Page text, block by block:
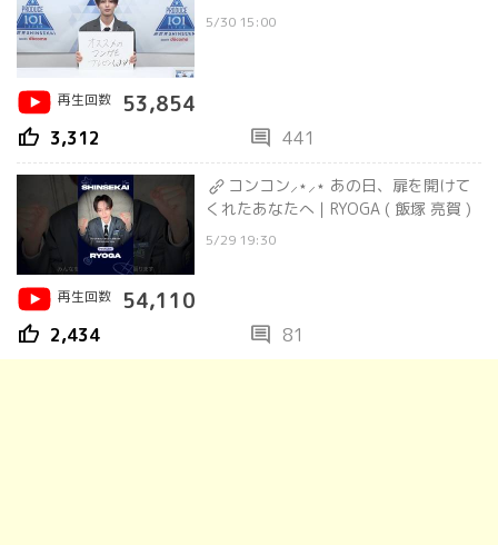
5/30 15:00
再生回数 53,854
thumb_up 3,312 comment 441
コンコン⸝⋆⸝⋆ あの日、扉を開けて
くれたあなたへ｜RYOGA ( 飯塚 亮賀 )
5/29 19:30
再生回数 54,110
thumb_up 2,434 comment 81